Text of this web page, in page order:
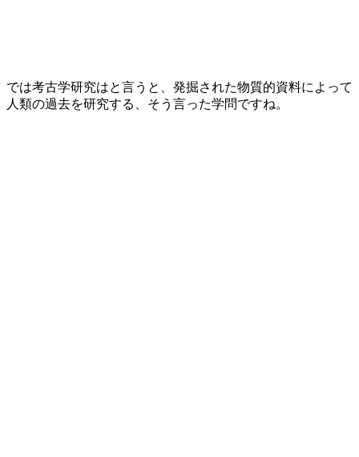
では考古学研究はと言うと、発掘された物質的資料によって
人類の過去を研究する、そう言った学問ですね。